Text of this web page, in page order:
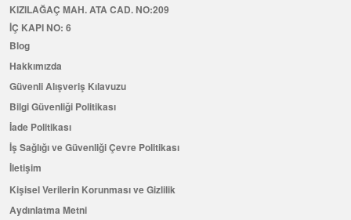
KIZILAĞAÇ MAH. ATA CAD. NO:209
İÇ KAPI NO: 6
Blog
Hakkımızda
Güvenli Alışveriş Kılavuzu
Bilgi Güvenliği Politikası
İade Politikası
İş Sağlığı ve Güvenliği Çevre Politikası
İletişim
Kişisel Verilerin Korunması ve Gizlilik
Aydınlatma Metni